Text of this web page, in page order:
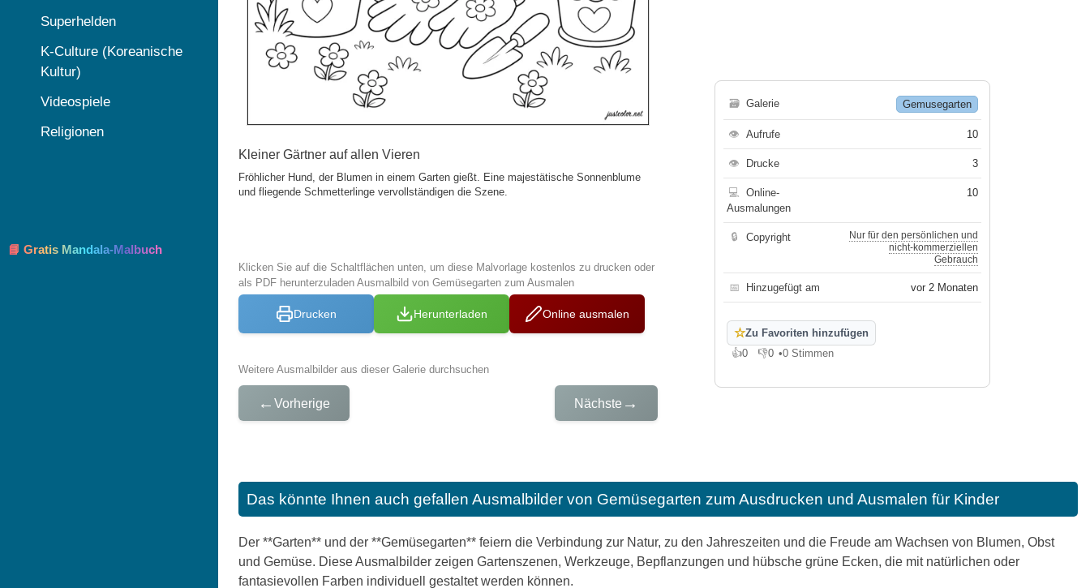
Kleiner Gärtner auf allen Vieren
Fröhlicher Hund, der Blumen in einem Garten gießt. Eine majestätische Sonnenblume
und fliegende Schmetterlinge vervollständigen die Szene.
Klicken Sie auf die Schaltflächen unten, um diese Malvorlage kostenlos zu drucken oder
als PDF herunterzuladen Ausmalbild von Gemüsegarten zum Ausmalen
Drucken Herunterladen Online ausmalen
Weitere Ausmalbilder aus dieser Galerie durchsuchen
← Vorherige Nächste →
🗃 Galerie Gemusegarten
👁 Aufrufe 10
👁 Drucke 3
💻
Online-
Ausmalungen
10
🔒 Copyright
Nur für den persönlichen und
nicht-kommerziellen
Gebrauch
📅 Hinzugefügt am vor 2 Monaten
☆Zu Favoriten hinzufügen
👍0
Gefällt mir
👎0
Gefällt mir nicht
•0 Stimmen
Das könnte Ihnen auch gefallen Ausmalbilder von Gemüsegarten zum Ausdrucken und Ausmalen für Kinder
Der **Garten** und der **Gemüsegarten** feiern die Verbindung zur Natur, zu den Jahreszeiten und die Freude am Wachsen von Blumen, Obst
und Gemüse. Diese Ausmalbilder zeigen Gartenszenen, Werkzeuge, Bepflanzungen und hübsche grüne Ecken, die mit natürlichen oder
fantasievollen Farben individuell gestaltet werden können.
Superhelden
K-Culture (Koreanische
Kultur)
Videospiele
Religionen
📘 Gratis Mandala-Malbuch